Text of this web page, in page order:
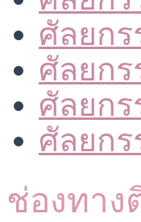
ศัลยก
ศัลยก
ศัลยก
ศัลยก
ช่องทาง